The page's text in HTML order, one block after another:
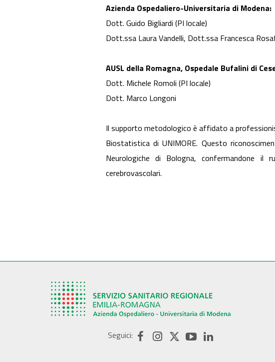
Azienda Ospedaliero-Universitaria di Modena:
Dott. Guido Bigliardi (PI locale)
Dott.ssa Laura Vandelli, Dott.ssa Francesca
AUSL della Romagna, Ospedale Bufalini di
Dott. Michele Romoli (PI locale)
Dott. Marco Longoni
Il supporto metodologico è affidato a
Biostatistica di UNIMORE. Questo
Neurologiche di Bologna, confermandone il
cerebrovascolari.
Seguici: